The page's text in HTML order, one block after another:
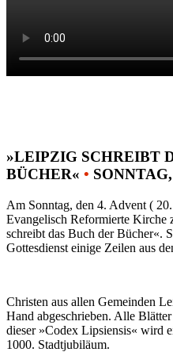
»LEIPZIG SCHREIBT
BÜCHER« •
Am Sonntag, den 4. Advent (
Evangelisch Reformierte
schreibt das Buch der Bücher«.
Gottesdienst einige Zeilen aus
Christen aus allen Gemeinden
Hand abgeschrieben. Alle
dieser »Codex Lipsiensis« wird
1000. Stadtjubiläum.